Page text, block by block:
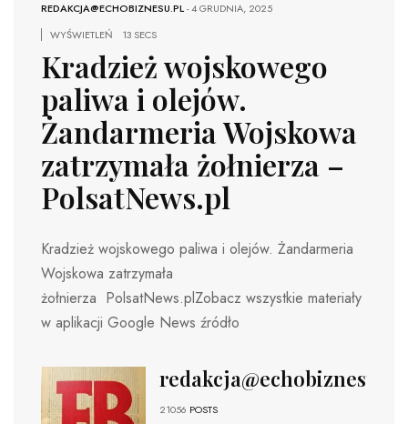
REDAKCJA@ECHOBIZNESU.PL-4 GRUDNIA, 2025
WYŚWIETLEŃ
13 SECS
Kradzież wojskowego
paliwa i olejów.
Żandarmeria Wojskowa
zatrzymała żołnierza –
PolsatNews.pl
Kradzież wojskowego paliwa i olejów. Żandarmeria
Wojskowa zatrzymała
żołnierza PolsatNews.plZobacz wszystkie materiały
w aplikacji Google News źródło
redakcja@echobiznesu.pl
21056 POSTS